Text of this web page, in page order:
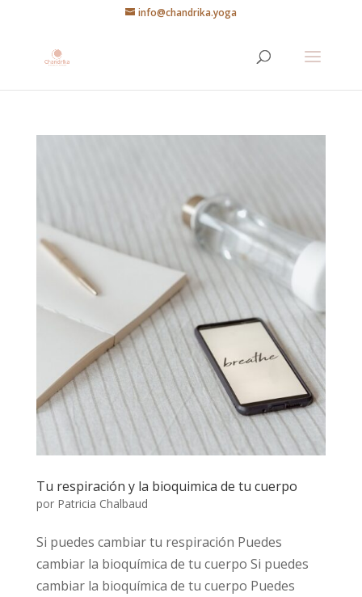
info@chandrika.yoga
Tu respiración y la bioquimica de tu cuerpo
por Patricia Chalbaud
Si puedes cambiar tu respiración Puedes
cambiar la bioquímica de tu cuerpo Si puedes
cambiar la bioquímica de tu cuerpo Puedes